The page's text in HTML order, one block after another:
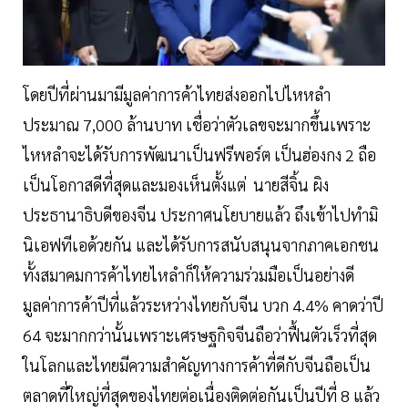
โดยปีที่ผ่านมามีมูลค่าการค้าไทยส่งออกไปไหหลำ
ประมาณ 7,000 ล้านบาท เชื่อว่าตัวเลขจะมากขึ้นเพราะ
ไหหลำจะได้รับการพัฒนาเป็นฟรีพอร์ต เป็นฮ่องกง 2 ถือ
เป็นโอกาสดีที่สุดและมองเห็นตั้งแต่ นายสีจิ้น ผิง
ประธานาธิบดีของจีน ประกาศนโยบายแล้ว ถึงเข้าไปทำมิ
นิเอฟทีเอด้วยกัน และได้รับการสนับสนุนจากภาคเอกชน
ทั้งสมาคมการค้าไทยไหลำก็ให้ความร่วมมือเป็นอย่างดี
มูลค่าการค้าปีที่แล้วระหว่างไทยกับจีน บวก 4.4% คาดว่าปี
64 จะมากกว่านั้นเพราะเศรษฐกิจจีนถือว่าฟื้นตัวเร็วที่สุด
ในโลกและไทยมีความสำคัญทางการค้าที่ดีกับจีนถือเป็น
ตลาดที่ใหญ่ที่สุดของไทยต่อเนื่องติดต่อกันเป็นปีที่ 8 แล้ว